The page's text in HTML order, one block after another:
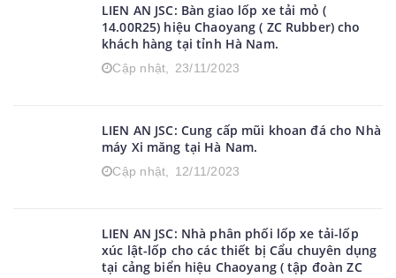
LIEN AN JSC: Bàn giao lốp xe tải mỏ (
14.00R25) hiệu Chaoyang ( ZC Rubber) cho
khách hàng tại tỉnh Hà Nam.
Cập nhật, 23/11/2023
LIEN AN JSC: Cung cấp mũi khoan đá cho Nhà
máy Xi măng tại Hà Nam.
Cập nhật, 12/11/2023
LIEN AN JSC: Nhà phân phối lốp xe tải-lốp
xúc lật-lốp cho các thiết bị Cẩu chuyên dụng
tại cảng biển hiệu Chaoyang ( tập đoàn ZC